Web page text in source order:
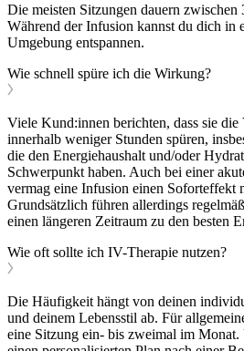
Die meisten Sitzungen dauern
Während der Infusion kannst du dich in
Umgebung entspannen.
Wie schnell spüre ich die Wirkung?
Viele Kund:innen berichten, dass sie
innerhalb weniger Stunden spüren,
die den Energiehaushalt und/oder
Schwerpunkt haben. Auch bei einer
vermag eine Infusion einen Soforteffekt
Grundsätzlich führen allerdings
einen längeren Zeitraum zu den besten
Wie oft sollte ich IV-Therapie nutzen?
Die Häufigkeit hängt von deinen
und deinem Lebensstil ab. Für
eine Sitzung ein- bis zweimal im Monat.